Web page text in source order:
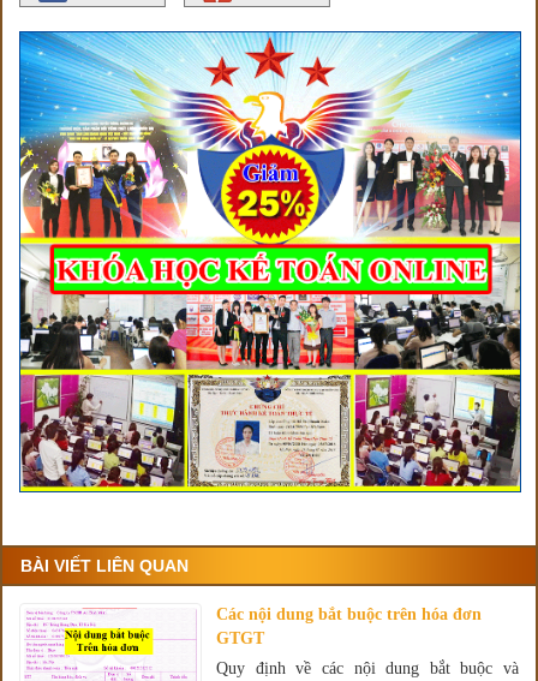
BÀI VIẾT LIÊN QUAN
Các nội dung bắt buộc trên hóa đơn
GTGT
Quy định về các nội dung bắt buộc và